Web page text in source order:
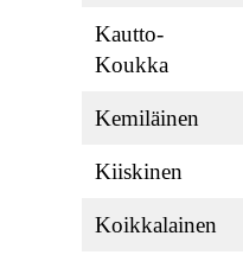
Kautto-
Koukka
Kemiläinen
Kiiskinen
Koikkalainen